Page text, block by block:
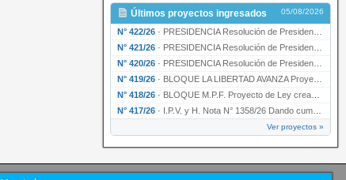
Últimos proyectos ingresados 05/08/2026
N° 422/26 · PRESIDENCIA Resolución de Presidencia N° 200/26 para su ratificación.
N° 421/26 · PRESIDENCIA Resolución de Presidencia N° 199/26 para su ratificación.
N° 420/26 · PRESIDENCIA Resolución de Presidencia N° 198/26 para su ratificación.
N° 419/26 · BLOQUE LA LIBERTAD AVANZA Proyecto de Ley declarando la esencialidad del servicio educativ…
N° 418/26 · BLOQUE M.P.F. Proyecto de Ley creando el Ente Único Regulador de servicios públicos de la …
N° 417/26 · I.P.V. y H. Nota N° 1358/26 Dando cumplimiento al artículo 29 de la Ley provincial N° 1399…
Ver proyectos »